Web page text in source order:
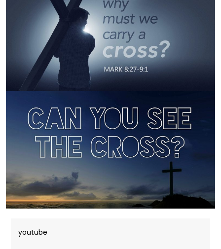
youtube